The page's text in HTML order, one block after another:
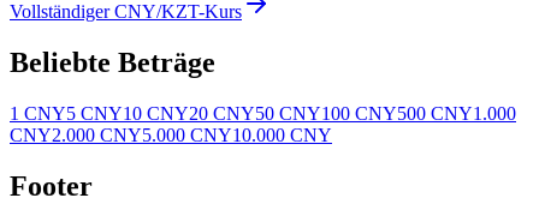
Vollständiger CNY/KZT-Kurs
Beliebte Beträge
1 CNY5 CNY10 CNY20 CNY50 CNY100 CNY500 CNY1.000
CNY2.000 CNY5.000 CNY10.000 CNY
Footer